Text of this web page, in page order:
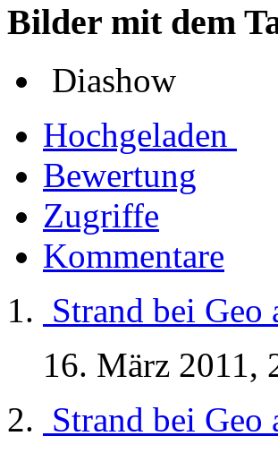
Bilder mit dem
Diashow
Hochgeladen
Bewertung
Zugriffe
Kommentare
Strand bei Geo
16. März 2011,
Strand bei Geo